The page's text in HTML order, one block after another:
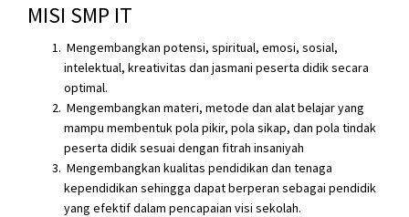
MISI SMP IT
Mengembangkan potensi, spiritual, emosi, sosial,
intelektual, kreativitas dan jasmani peserta didik secara
optimal.
Mengembangkan materi, metode dan alat belajar yang
mampu membentuk pola pikir, pola sikap, dan pola tindak
peserta didik sesuai dengan fitrah insaniyah
Mengembangkan kualitas pendidikan dan tenaga
kependidikan sehingga dapat berperan sebagai pendidik
yang efektif dalam pencapaian visi sekolah.